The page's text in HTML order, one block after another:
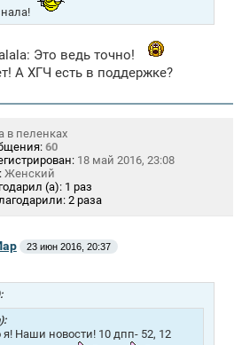
Это ведь точно!
А ХГЧ есть в поддержке?
в пеленках
60
18 май 2016, 23:08
Женский
(а): 1 раз
2 раза
23 июн 2016, 20:37
я! Наши новости! 10 дпп- 52, 12